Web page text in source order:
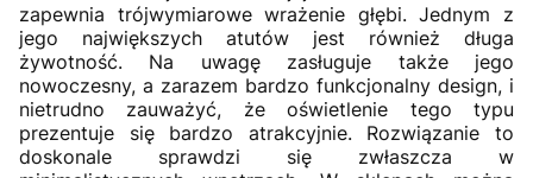
zapewnia trójwymiarowe wrażenie głębi. Jednym z
jego największych atutów jest również długa
żywotność. Na uwagę zasługuje także jego
nowoczesny, a zarazem bardzo funkcjonalny design, i
nietrudno zauważyć, że oświetlenie tego typu
prezentuje się bardzo atrakcyjnie. Rozwiązanie to
doskonale sprawdzi się zwłaszcza w